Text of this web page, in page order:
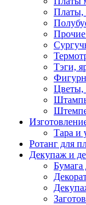
Платы,
Тэги,
Цветы,
Тара и
Ротанг для
Декупаж и
Бумага